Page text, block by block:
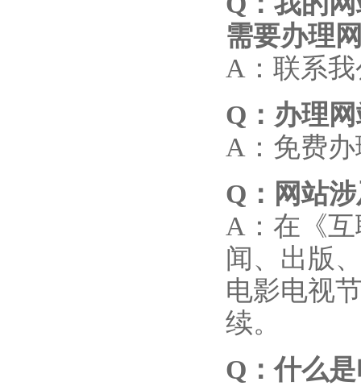
需要办理
A：联系
Q ：办理
A：免费
Q ：网站
A：在《
闻、出版
电影电视
续。
Q ：什么